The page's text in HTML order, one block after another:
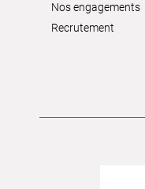
Nos engagements
Recrutement